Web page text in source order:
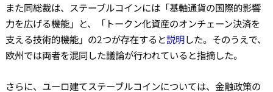
また同総裁は、ステーブルコインには「基軸通貨の国際的影響
力を広げる機能」と、「トークン化資産のオンチェーン決済を
支える技術的機能」の2つが存在すると説明した。そのうえで、
欧州では両者を混同した議論が行われていると指摘した。
さらに、ユーロ建てステーブルコインについては、金融政策の